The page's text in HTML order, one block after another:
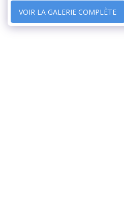
VOIR LA GALERIE COMPLÈTE